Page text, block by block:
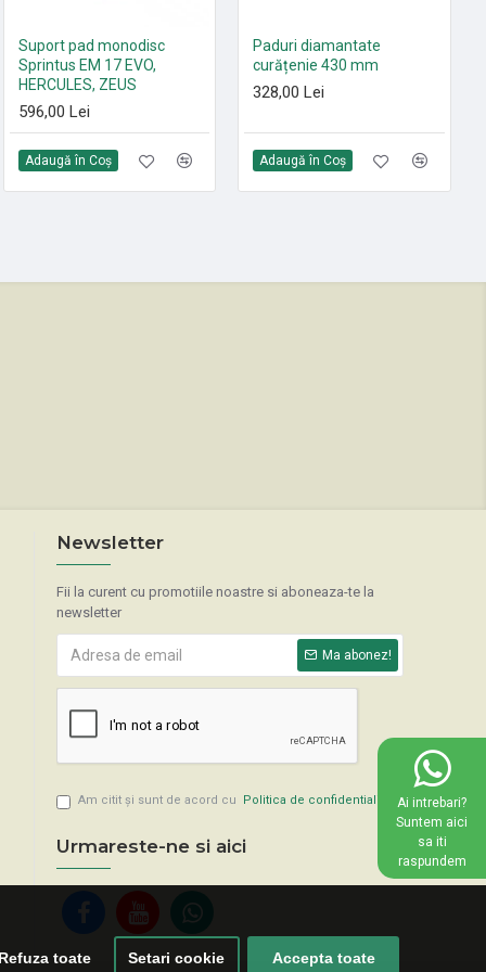
toate Setari cookie Accepta toate
Set 10 saci textili 9 L
HEPA13 Sprintus FLOORY,
T11 EVO, MAXIMUS HEPA,
ERA EVO, ERA TEC
105,00 Lei
Suport pad monodisc
Sprintus EM 17 EVO,
HERCULES, ZEUS
596,00 Lei
Adaugă în Coş
Paduri diamantate
curățenie 430 mm
328,00 Lei
Adaugă în Coş
Newsletter
Fii la curent cu promotiile noastre si aboneaza-te la
newsletter
Ma abonez!
Am citit şi sunt de acord cu Politica de confidentialitate
Urmareste-ne si aici
Ai intrebari?
Suntem aici
sa iti
raspundem